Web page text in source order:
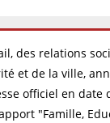
des relations
et de la ville,
officiel en date
"Famille,